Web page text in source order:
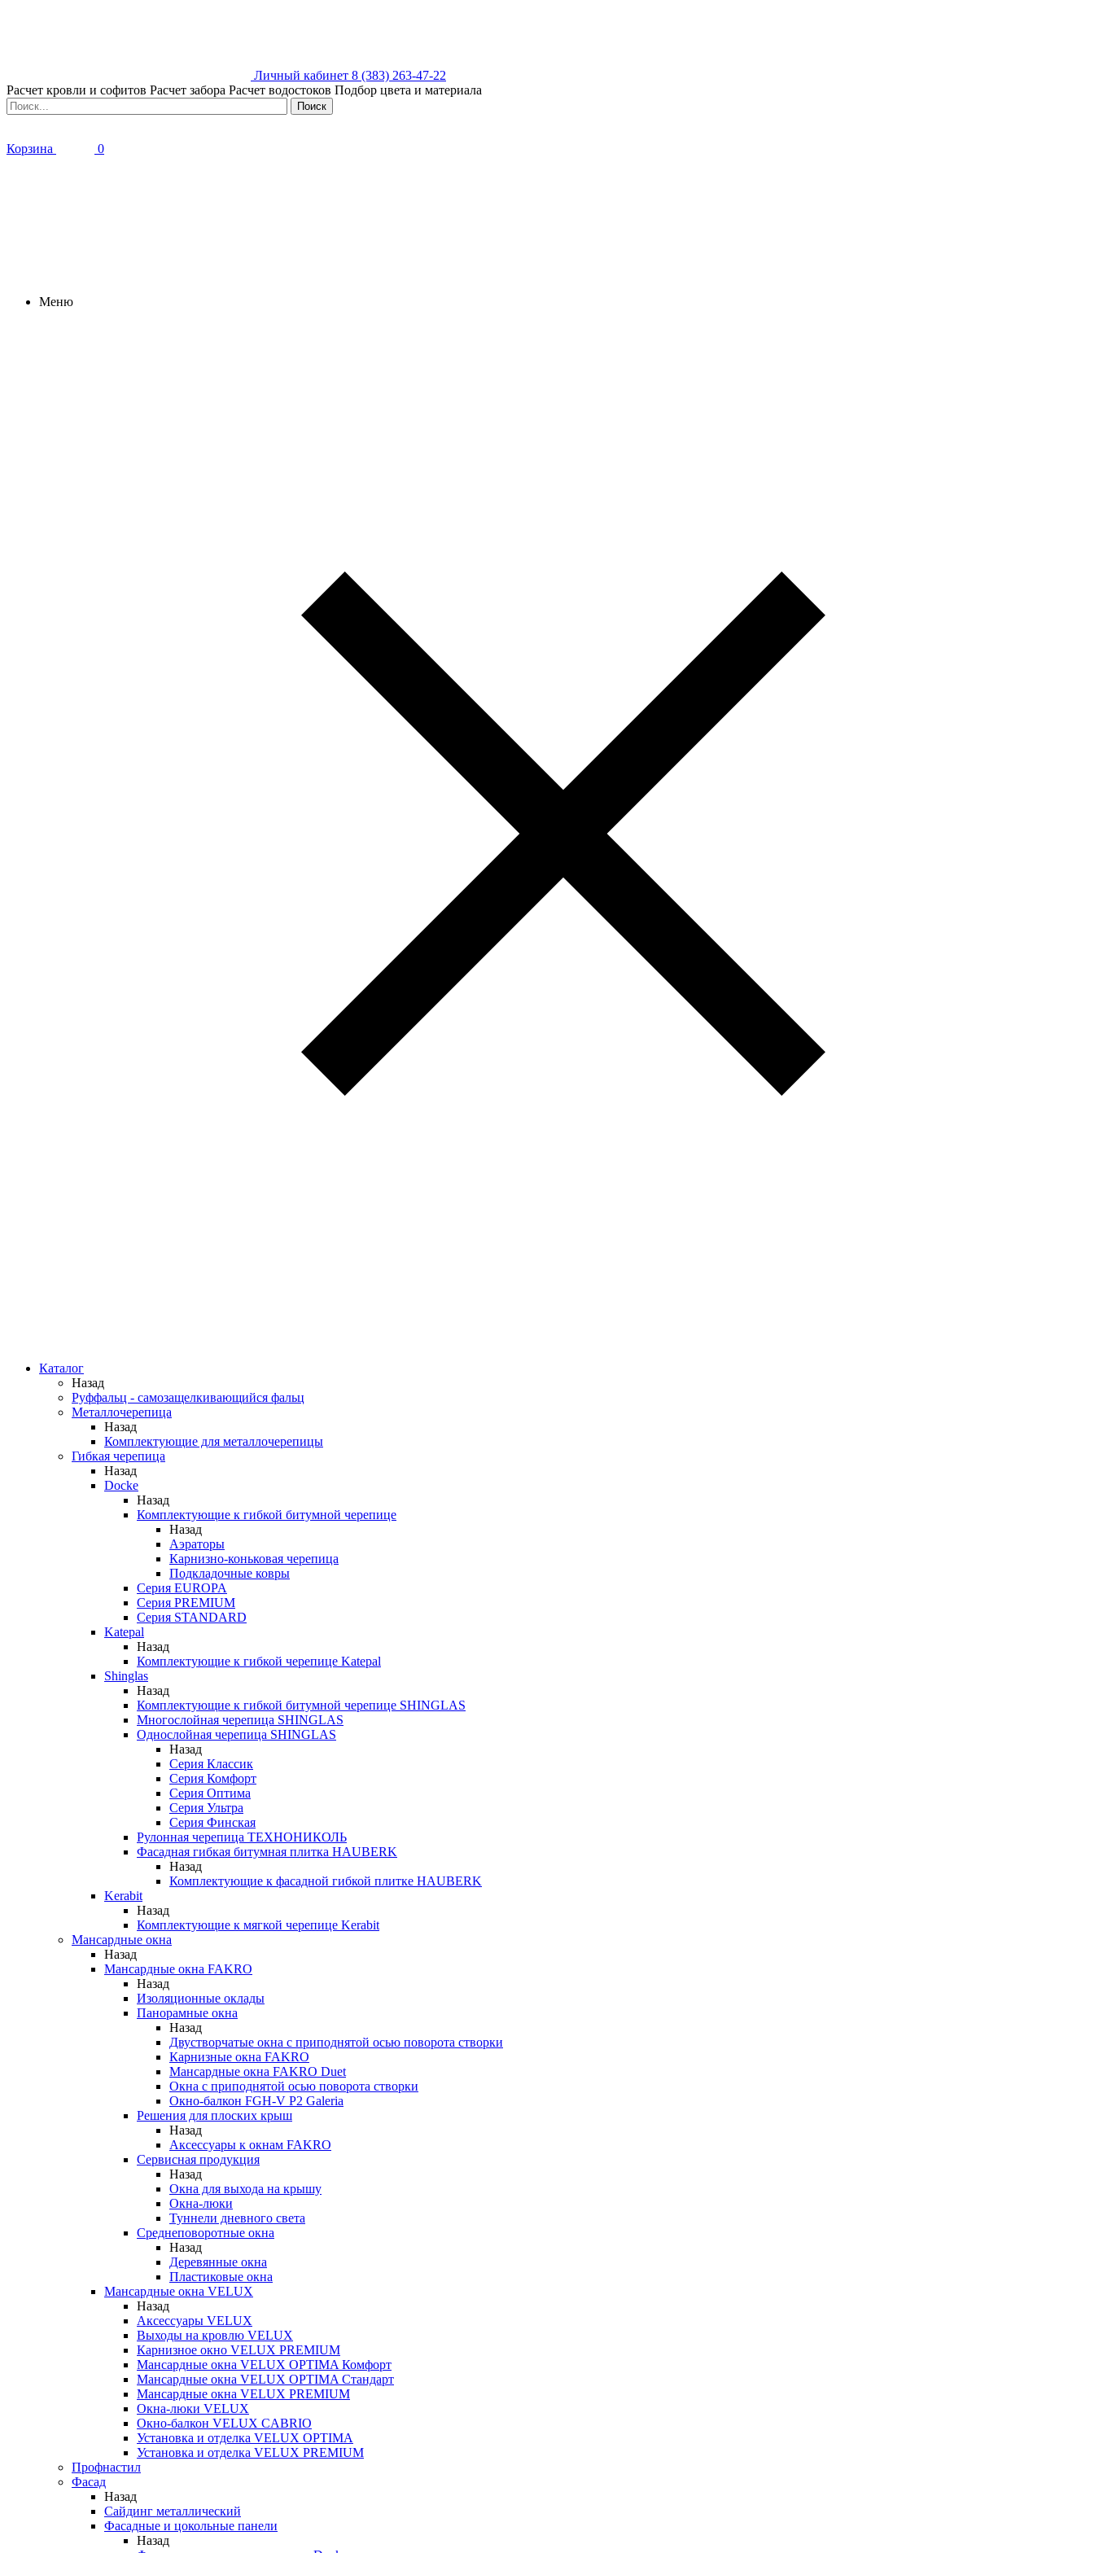
Личный кабинет 8 (383) 263-47-22
Расчет кровли и софитов Расчет забора Расчет водостоков Подбор цвета и материала
Корзина 0
Меню
Каталог
Назад
Руффальц - самозащелкивающийся фальц
Металлочерепица
Назад
Комплектующие для металлочерепицы
Гибкая черепица
Назад
Docke
Назад
Комплектующие к гибкой битумной черепице
Назад
Аэраторы
Карнизно-коньковая черепица
Подкладочные ковры
Серия EUROPA
Серия PREMIUM
Серия STANDARD
Katepal
Назад
Комплектующие к гибкой черепице Katepal
Shinglas
Назад
Комплектующие к гибкой битумной черепице SHINGLAS
Многослойная черепица SHINGLAS
Однослойная черепица SHINGLAS
Назад
Серия Классик
Серия Комфорт
Серия Оптима
Серия Ультра
Серия Финская
Рулонная черепица ТЕХНОНИКОЛЬ
Фасадная гибкая битумная плитка HAUBERK
Назад
Комплектующие к фасадной гибкой плитке HAUBERK
Kerabit
Назад
Комплектующие к мягкой черепице Kerabit
Мансардные окна
Назад
Мансардные окна FAKRO
Назад
Изоляционные оклады
Панорамные окна
Назад
Двустворчатые окна с приподнятой осью поворота створки
Карнизные окна FAKRO
Мансардные окна FAKRO Duet
Окна с приподнятой осью поворота створки
Окно-балкон FGH-V P2 Galeria
Решения для плоских крыш
Назад
Аксессуары к окнам FAKRO
Сервисная продукция
Назад
Окна для выхода на крышу
Окна-люки
Туннели дневного света
Среднеповоротные окна
Назад
Деревянные окна
Пластиковые окна
Мансардные окна VELUX
Назад
Аксессуары VELUX
Выходы на кровлю VELUX
Карнизное окно VELUX PREMIUM
Мансардные окна VELUX OPTIMA Комфорт
Мансардные окна VELUX OPTIMA Стандарт
Мансардные окна VELUX PREMIUM
Окна-люки VELUX
Окно-балкон VELUX CABRIO
Установка и отделка VELUX OPTIMA
Установка и отделка VELUX PREMIUM
Профнастил
Фасад
Назад
Сайдинг металлический
Фасадные и цокольные панели
Назад